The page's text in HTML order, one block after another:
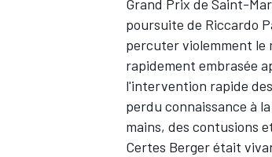
Grand Prix de Saint-
poursuite de Riccardo
percuter violemment le
rapidement embrasée
l'intervention rapide
perdu connaissance à
mains, des contusions
Certes Berger était